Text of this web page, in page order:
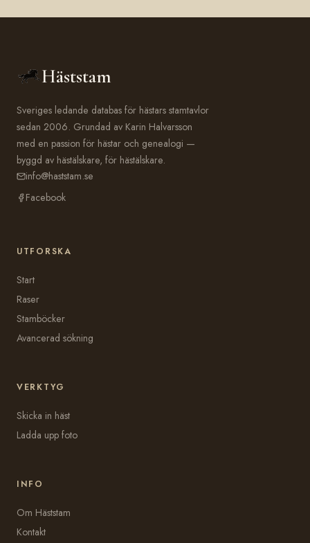
Häststam
Sveriges ledande databas för hästars stamtavlor
sedan 2006. Grundad av Karin Halvarsson
med en passion för hästar och genealogi —
byggd av hästälskare, för hästälskare.
info@haststam.se
Facebook
UTFORSKA
Start
Raser
Stamböcker
Avancerad sökning
VERKTYG
Skicka in häst
Ladda upp foto
INFO
Om Häststam
Kontakt